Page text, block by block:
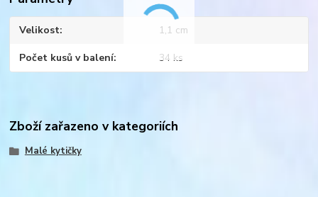
Velikost 1,1 cm
Počet kusů v balení 34 ks
Zboží zařazeno v kategoriích
Malé kytičky